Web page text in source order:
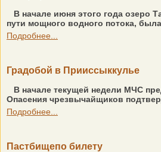
В начале июня этого года озеро
пути мощного водного потока,
Подробнее...
Градобой в Прииссыккулье
В начале текущей недели МЧС
Опасения чрезвычайщиков
Подробнее...
Пастбищепо билету